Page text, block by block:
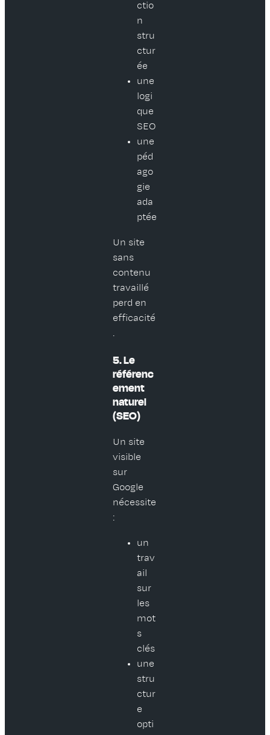
ctio
n
stru
ctur
ée
une
logi
que
SEO
une
péd
ago
gie
ada
ptée
Un site
sans
contenu
travaillé
perd en
efficacité
.
5. Le
référenc
ement
naturel
(SEO)
Un site
visible
sur
Google
nécessite
:
un
trav
ail
sur
les
mot
s
clés
une
stru
ctur
e
opti